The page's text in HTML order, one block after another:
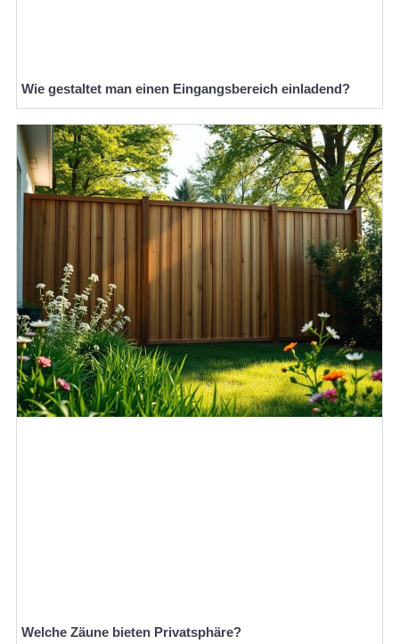
Wie gestaltet man einen Eingangsbereich einladend?
Welche Zäune bieten Privatsphäre?